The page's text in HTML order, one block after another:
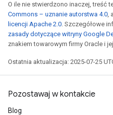
O ile nie stwierdzono inaczej, treść
Commons – uznanie autorstwa 4.0,
licencji Apache 2.0. Szczegółowe
zasady dotyczące witryny Google
znakiem towarowym firmy Oracle i
Ostatnia aktualizacja: 2025-07-25
Pozostawaj w kontakcie
Blog